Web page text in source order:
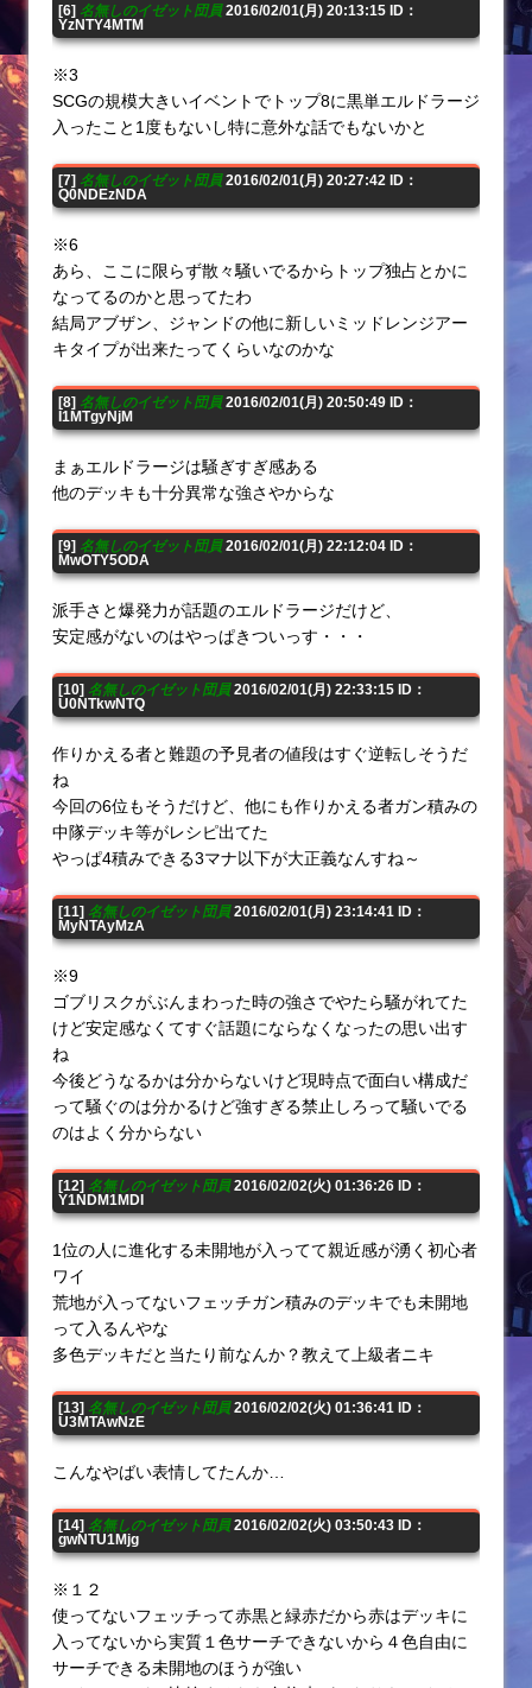
[6] 名無しのイゼット団員2016/02/01(月) 20:13:15 ID：
YzNTY4MTM
※3
SCGの規模大きいイベントでトップ8に黒単エルドラージ
入ったこと1度もないし特に意外な話でもないかと
[7] 名無しのイゼット団員2016/02/01(月) 20:27:42 ID：
Q0NDEzNDA
※6
あら、ここに限らず散々騒いでるからトップ独占とかに
なってるのかと思ってたわ
結局アブザン、ジャンドの他に新しいミッドレンジアー
キタイプが出来たってくらいなのかな
[8] 名無しのイゼット団員2016/02/01(月) 20:50:49 ID：
I1MTgyNjM
まぁエルドラージは騒ぎすぎ感ある
他のデッキも十分異常な強さやからな
[9] 名無しのイゼット団員2016/02/01(月) 22:12:04 ID：
MwOTY5ODA
派手さと爆発力が話題のエルドラージだけど、
安定感がないのはやっぱきついっす・・・
[10] 名無しのイゼット団員2016/02/01(月) 22:33:15 ID：
U0NTkwNTQ
作りかえる者と難題の予見者の値段はすぐ逆転しそうだ
ね
今回の6位もそうだけど、他にも作りかえる者ガン積みの
中隊デッキ等がレシピ出てた
やっぱ4積みできる3マナ以下が大正義なんすね～
[11] 名無しのイゼット団員2016/02/01(月) 23:14:41 ID：
MyNTAyMzA
※9
ゴブリスクがぶんまわった時の強さでやたら騒がれてた
けど安定感なくてすぐ話題にならなくなったの思い出す
ね
今後どうなるかは分からないけど現時点で面白い構成だ
って騒ぐのは分かるけど強すぎる禁止しろって騒いでる
のはよく分からない
[12] 名無しのイゼット団員2016/02/02(火) 01:36:26 ID：
Y1NDM1MDI
1位の人に進化する未開地が入ってて親近感が湧く初心者
ワイ
荒地が入ってないフェッチガン積みのデッキでも未開地
って入るんやな
多色デッキだと当たり前なんか？教えて上級者ニキ
[13] 名無しのイゼット団員2016/02/02(火) 01:36:41 ID：
U3MTAwNzE
こんなやばい表情してたんか…
[14] 名無しのイゼット団員2016/02/02(火) 03:50:43 ID：
gwNTU1Mjg
※１２
使ってないフェッチって赤黒と緑赤だから赤はデッキに
入ってないから実質１色サーチできないから４色自由に
サーチできる未開地のほうが強い